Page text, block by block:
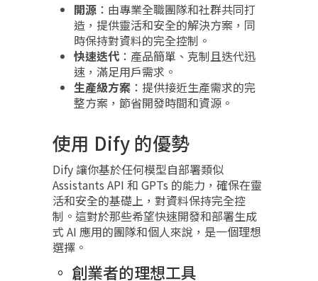
開源 ：由專業全職團隊和社群共同打
造，提供靈活和安全的解決方案，同
時保持對資料的完全控制。
快速迭代 ：產品簡單、克制且迭代迅
速，滿足用戶需求。
生產級方案 ：提供接近生產需求的完
整方案，節省開發時間和資源。
使用 Dify 的優勢
Dify 讓你基於任何模型自部署類似
Assistants API 和 GPTs 的能力，確保在靈
活和安全的基礎上，對資料保持完全控
制。這對於那些希望快速開發和部署生成
式 AI 應用的團隊和個人來說，是一個理想
選擇。
創業者的理想工具